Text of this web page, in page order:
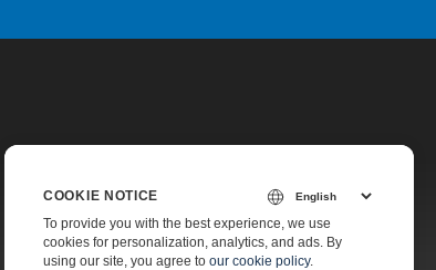
COOKIE NOTICE
To provide you with the best experience, we use
cookies for personalization, analytics, and ads. By
using our site, you agree to our cookie policy.